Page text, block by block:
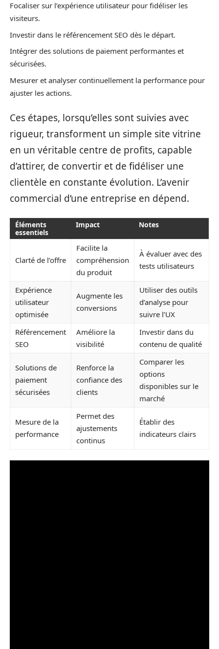
Focaliser sur l’expérience utilisateur pour fidéliser les
visiteurs.
Investir dans le référencement SEO dès le départ.
Intégrer des solutions de paiement performantes et
sécurisées.
Mesurer et analyser continuellement la performance pour
ajuster les actions.
Ces étapes, lorsqu’elles sont suivies avec
rigueur, transforment un simple site vitrine
en un véritable centre de profits, capable
d’attirer, de convertir et de fidéliser une
clientèle en constante évolution. L’avenir
commercial d’une entreprise en dépend.
Éléments
essentiels
Impact Notes
Clarté de l’offre
Facilite la
compréhension
du produit
À évaluer avec des
tests utilisateurs
Expérience
utilisateur
optimisée
Augmente les
conversions
Utiliser des outils
d’analyse pour
suivre l’UX
Référencement
SEO
Améliore la
visibilité
Investir dans du
contenu de qualité
Solutions de
paiement
sécurisées
Renforce la
confiance des
clients
Comparer les
options
disponibles sur le
marché
Mesure de la
performance
Permet des
ajustements
continus
Établir des
indicateurs clairs